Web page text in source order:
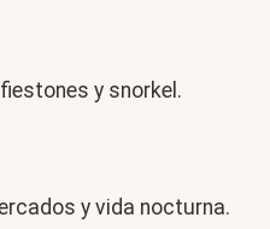
y snorkel.
y vida nocturna.